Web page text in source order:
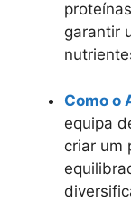
garantir
Como o
equipa
criar um